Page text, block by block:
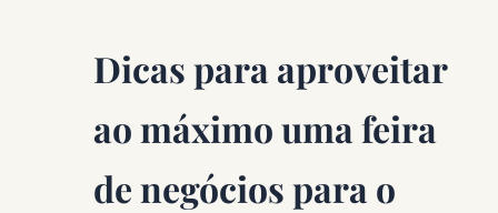
Dicas para aproveitar
ao máximo uma feira
de negócios para o